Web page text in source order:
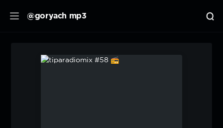
@goryach mp3